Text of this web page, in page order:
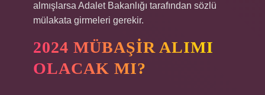
almışlarsa Adalet Bakanlığı tarafından sözlü
mülakata girmeleri gerekir.
2024 MÜBAŞIR ALIMI
OLACAK MI?